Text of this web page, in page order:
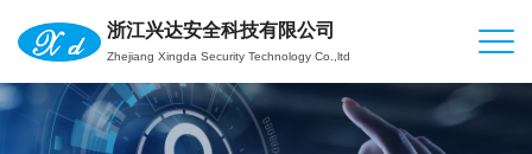
浙江兴达安全科技有限公司
Zhejiang Xingda Security Technology Co.,ltd